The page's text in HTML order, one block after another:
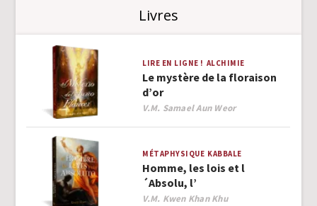
Livres
LIRE EN LIGNE ! ALCHIMIE
Le mystère de la floraison
d’or
Author
V.M. Samael Aun Weor
MÉTAPHYSIQUE KABBALE
Homme, les lois et l
´Absolu, l’
Author
V.M. Kwen Khan Khu